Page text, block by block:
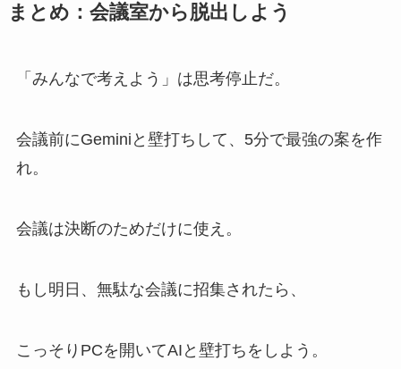
まとめ：会議室から脱出しよう
「みんなで考えよう」は思考停止だ。
会議前にGeminiと壁打ちして、5分で最強の案を作
れ。
会議は決断のためだけに使え。
もし明日、無駄な会議に招集されたら、
こっそりPCを開いてAIと壁打ちをしよう。